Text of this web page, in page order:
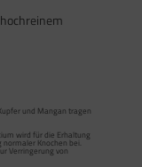
und Mangan tragen
wird für die Erhaltung
Knochen bei.
Verringerung von
und Mangan tragen
Verringerung von